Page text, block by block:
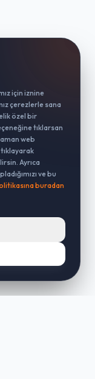
için iznine
çerezlerle sana
özel bir
tıklarsan
web
Ayrıca
ve bu
buradan